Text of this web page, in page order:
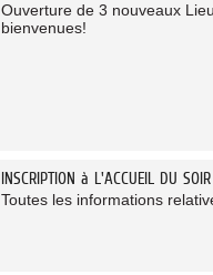
Ouverture de 3 nouveaux
bienvenues!
INSCRIPTION à L'ACCUEIL DU SOIR
Toutes les informations